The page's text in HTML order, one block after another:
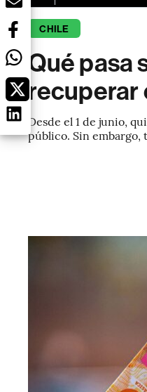
CHILE
Qué pasa
recuperar
Desde el 1 de junio,
público. Sin